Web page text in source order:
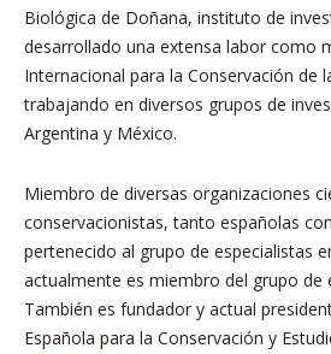
Biológica de Doñana, instituto de
desarrollado una extensa labor como
Internacional para la Conservación de
trabajando en diversos grupos de
Argentina y México.
Miembro de diversas organizaciones
conservacionistas, tanto españolas
pertenecido al grupo de especialistas
actualmente es miembro del grupo de
También es fundador y actual
Española para la Conservación y